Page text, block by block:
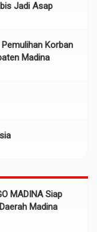
Jadi Asap
Korban
Madina
MADINA Siap
Madina